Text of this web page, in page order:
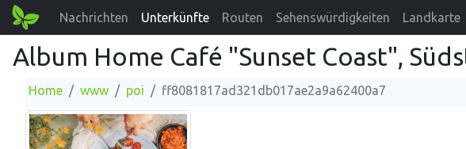
Nachrichten Unterkünfte Routen Sehenswürdigkeiten Landkarte
Album Home Café "Sunset Coast",
Home www poi ff8081817ad321db017ae2a9a62400a7